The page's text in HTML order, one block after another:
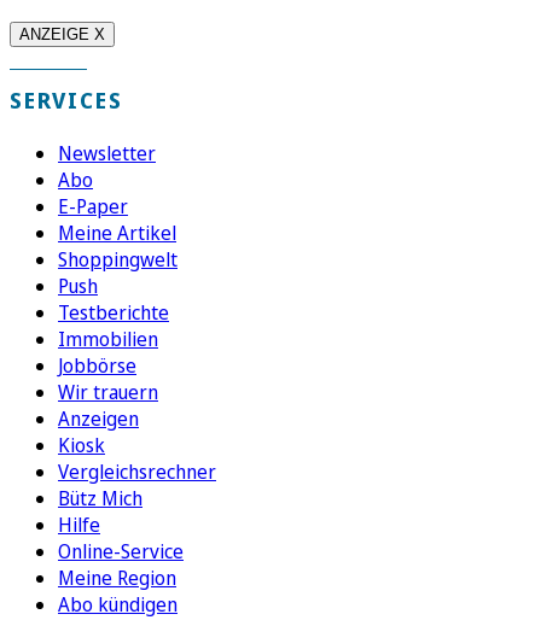
ANZEIGE X
SERVICES
Newsletter
Abo
E-Paper
Meine Artikel
Shoppingwelt
Push
Testberichte
Immobilien
Jobbörse
Wir trauern
Anzeigen
Kiosk
Vergleichsrechner
Bütz Mich
Hilfe
Online-Service
Meine Region
Abo kündigen